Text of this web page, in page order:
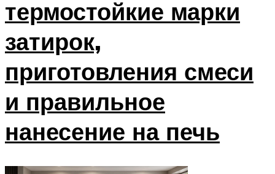
термостойкие марки
затирок,
приготовления смеси
и правильное
нанесение на печь